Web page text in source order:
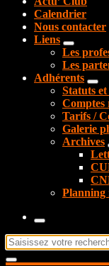
Calendrier
Nous contacter
Liens
Les
Les
Adhérents
Statuts
Tarifs /
Galerie
Archives
Planning
Recherche
pour :